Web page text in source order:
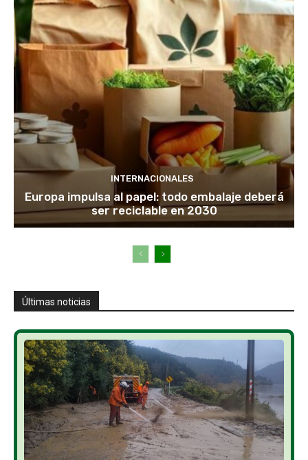
INTERNACIONALES
Europa impulsa al papel: todo embalaje deberá
ser reciclable en 2030
Últimas noticias